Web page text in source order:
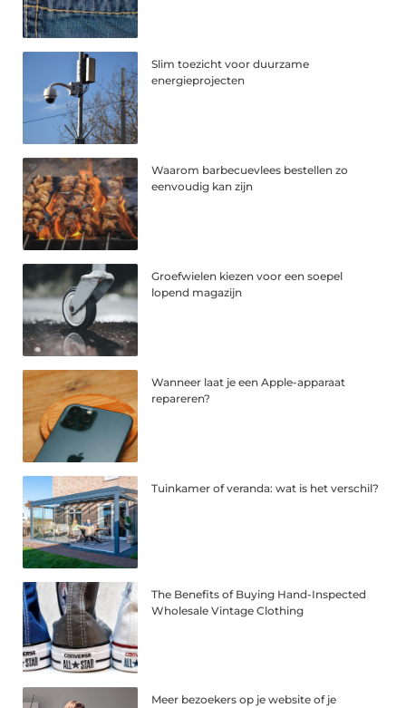
Slim toezicht voor duurzame
energieprojecten
Waarom barbecuevlees bestellen zo
eenvoudig kan zijn
Groefwielen kiezen voor een soepel
lopend magazijn
Wanneer laat je een Apple-apparaat
repareren?
Tuinkamer of veranda: wat is het verschil?
The Benefits of Buying Hand-Inspected
Wholesale Vintage Clothing
Meer bezoekers op je website of je